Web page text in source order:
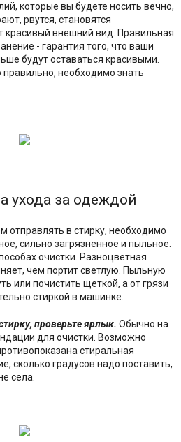
которые вы будете носить вечно,
рвутся, становятся
красивый внешний вид. Правильная
- гарантия того, что ваши
будут оставаться красивыми.
необходимо знать
ухода за одеждой
в стирку, необходимо
сильно загрязненное и пыльное.
очистки. Разноцветная
чем портит светлую. Пыльную
или почистить щеткой, а от грязи
стиркой в машинке.
проверьте ярлык. Обычно на
для очистки. Возможно
стиральная
сколько градусов надо поставить,
села.